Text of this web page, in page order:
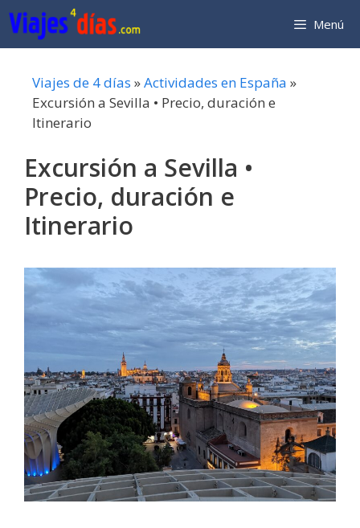
Saltar
al
contenido
Menú
Viajes de 4 días »Actividades en España »
Excursión a Sevilla • Precio, duración e
Itinerario
Excursión a Sevilla •
Precio, duración e
Itinerario